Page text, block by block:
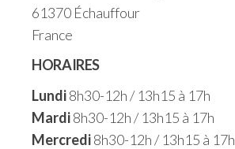
61370 Échauffour
France
HORAIRES
Lundi8h30-12h / 13h15 à 17h
Mardi8h30-12h / 13h15 à 17h
Mercredi8h30-12h / 13h15 à 17h